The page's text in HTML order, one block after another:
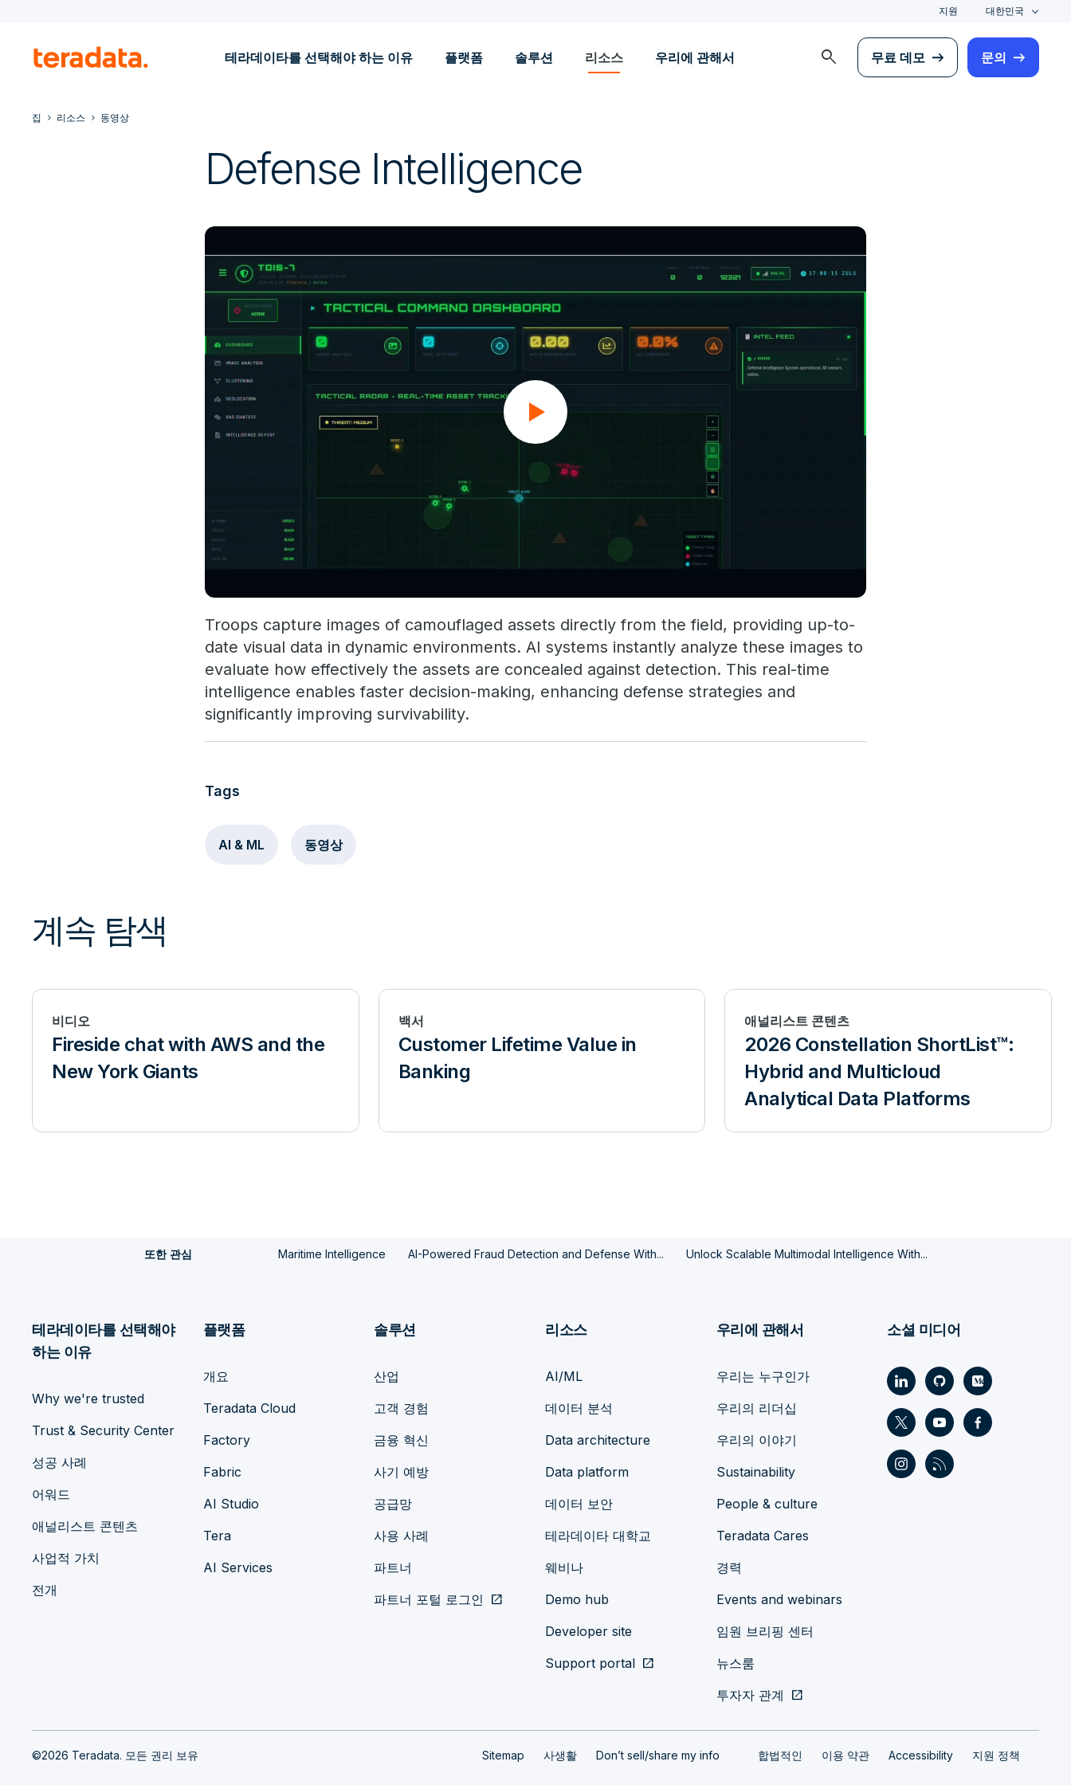
지원 대한민국
테라데이타를 선택해야 하는 이유 플랫폼 솔루션 리소스 우리에 관해서 search 무료 데모 문의
집 리소스 동영상
Defense Intelligence
Troops capture images of camouflaged assets directly from the field, providing up-to-
date visual data in dynamic environments. AI systems instantly analyze these images to
evaluate how effectively the assets are concealed against detection. This real-time
intelligence enables faster decision-making, enhancing defense strategies and
significantly improving survivability.
Tags
AI & ML 동영상
계속 탐색
비디오
Fireside chat with AWS and the
New York Giants
백서
Customer Lifetime Value in
Banking
애널리스트 콘텐츠
2026 Constellation ShortList™:
Hybrid and Multicloud
Analytical Data Platforms
또한 관심 Maritime Intelligence AI-Powered Fraud Detection and Defense With... Unlock Scalable Multimodal Intelligence With...
테라데이타를 선택해야
하는 이유
Why we're trusted
Trust & Security Center
성공 사례
어워드
애널리스트 콘텐츠
사업적 가치
전개
플랫폼
개요
Teradata Cloud
Factory
Fabric
AI Studio
Tera
AI Services
솔루션
산업
고객 경험
금융 혁신
사기 예방
공급망
사용 사례
파트너
파트너 포털 로그인 open_in_new
리소스
AI/ML
데이터 분석
Data architecture
Data platform
데이터 보안
테라데이타 대학교
웨비나
Demo hub
Developer site
Support portal open_in_new
우리에 관해서
우리는 누구인가
우리의 리더십
우리의 이야기
Sustainability
People & culture
Teradata Cares
경력
Events and webinars
임원 브리핑 센터
뉴스룸
투자자 관계 open_in_new
소셜 미디어
©2026 Teradata. 모든 권리 보유 Sitemap 사생활 Don’t sell/share my info 합법적인 이용 약관 Accessibility 지원 정책